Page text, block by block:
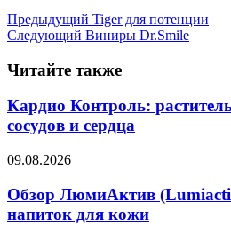
Предыдущий Tiger для потенции
Следующий Виниры Dr.Smile
Читайте также
Кардио Контроль:
сосудов и сердца
09.08.2026
Обзор ЛюмиАктив
напиток для кожи